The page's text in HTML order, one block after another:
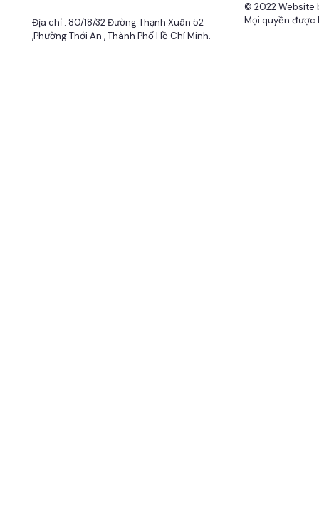
Địa chỉ : 80/18/32 Đường Thạnh Xuân 52
,Phường Thới An , Thành Phố Hồ Chí Minh.
© 2022 Website
Mọi quyền được